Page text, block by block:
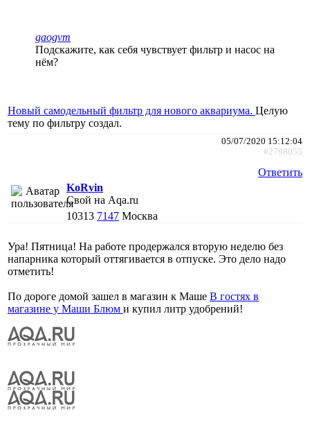
gaogvm
Подскажите, как себя чувствует фильтр и насос на
нём?
Новый самодельный фильтр для нового аквариума. Целую
тему по фильтру создал.
05/07/2020 15:12:04
#2798055
Ответить
KoRvin
Свой на Aqa.ru
10313 7147 Москва
Ура! Пятница! На работе продержался вторую неделю без
напарника который оттягивается в отпуске. Это дело надо
отметить!
По дороге домой зашел в магазин к Маше В гостях в
магазине у Маши Блюм и купил литр удобрений!